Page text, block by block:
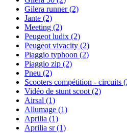
Gilera runner(2)
Jante (2)
Meeting (2)
Peugeot ludix (2)
Peugeot vivacity (2)
Piaggio typhoon (2)
Piaggio zip (2)
Pneu (2)
Scooters compétition - circuits
Vidéo de stunt scoot (2)
Airsal (1)
Allumage (1)
Aprilia (1)
Aprilia sr(1)